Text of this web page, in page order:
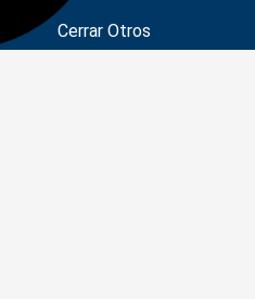
Cerrar Otros